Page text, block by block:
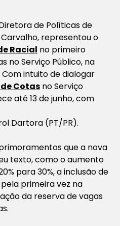
de Políticas de
representou o
Racial no primeiro
no Serviço Público, na
intuito de dialogar
de Cotas no Serviço
até 13 de junho, com
Dartora (PT/PR).
que a nova
texto, como o aumento
para 30%, a inclusão de
primeira vez na
da reserva de vagas